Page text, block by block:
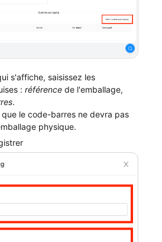
s'affiche, saisissez les
:référence de l'emballage,
.
que le code-barres ne devra pas
physique.